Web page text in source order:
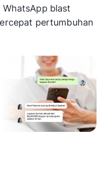
blast
pertumbuhan